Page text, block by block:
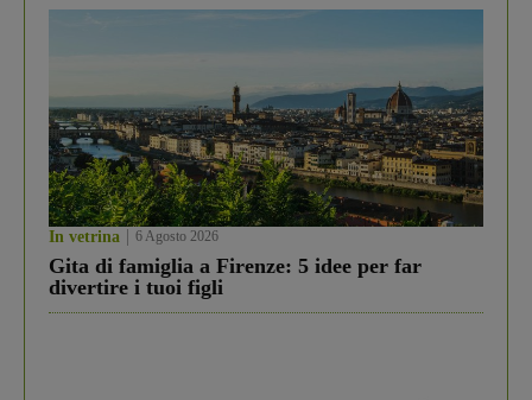
In vetrina 6 Agosto 2026
Gita di famiglia a Firenze: 5 idee per far
divertire i tuoi figli